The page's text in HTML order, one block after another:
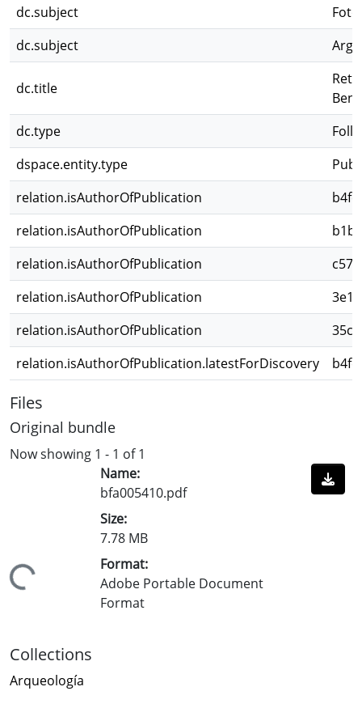
dc.subject
dc.subject
dc.title
dc.type
dspace.entity.type
relation.isAuthorOfPublication
relation.isAuthorOfPublication
relation.isAuthorOfPublication
relation.isAuthorOfPublication
relation.isAuthorOfPublication
relation.isAuthorOfPublication.latestForDiscovery
Files
Original bundle
Now showing 1 - 1 of 1
Name:
bfa005410.pdf
Size:
7.78 MB
Format:
Adobe Portable Document
Format
Collections
Arqueología